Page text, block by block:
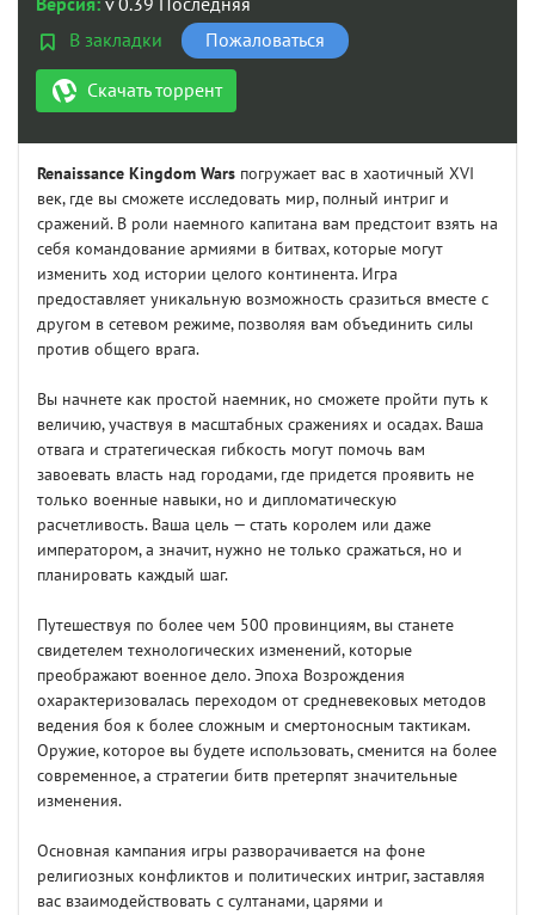
Версия: v 0.39 Последняя
В закладки
Пожаловаться
Скачать торрент
Renaissance Kingdom Wars погружает вас в хаотичный XVI
век, где вы сможете исследовать мир, полный интриг и
сражений. В роли наемного капитана вам предстоит взять на
себя командование армиями в битвах, которые могут
изменить ход истории целого континента. Игра
предоставляет уникальную возможность сразиться вместе с
другом в сетевом режиме, позволяя вам объединить силы
против общего врага.
Вы начнете как простой наемник, но сможете пройти путь к
величию, участвуя в масштабных сражениях и осадах. Ваша
отвага и стратегическая гибкость могут помочь вам
завоевать власть над городами, где придется проявить не
только военные навыки, но и дипломатическую
расчетливость. Ваша цель — стать королем или даже
императором, а значит, нужно не только сражаться, но и
планировать каждый шаг.
Путешествуя по более чем 500 провинциям, вы станете
свидетелем технологических изменений, которые
преображают военное дело. Эпоха Возрождения
охарактеризовалась переходом от средневековых методов
ведения боя к более сложным и смертоносным тактикам.
Оружие, которое вы будете использовать, сменится на более
современное, а стратегии битв претерпят значительные
изменения.
Основная кампания игры разворачивается на фоне
религиозных конфликтов и политических интриг, заставляя
вас взаимодействовать с султанами, царями и